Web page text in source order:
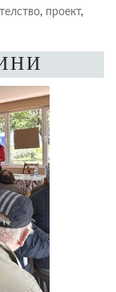
, проект,